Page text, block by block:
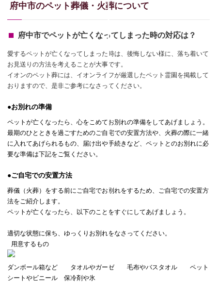
府中市のペット葬儀・火葬について
府中市でペットが亡くなってしまった時の対応は？
愛するペットが亡くなってしまった時は、後悔しない様に、落ち着いて
お見送りの方法を考えることが大事です。
イオンのペット葬には、イオンライフが厳選したペット霊園を掲載して
おりますので、是非ご参考になさってください。
●お別れの準備
ペットが亡くなったら、心をこめてお別れの準備をしてあげましょう。
最期のひとときを過ごすためのご自宅での安置方法や、火葬の際に一緒
に入れてあげられるもの、届け出や手続きなど、ペットとのお別れに必
要な準備は下記をご覧ください。
●ご自宅での安置方法
葬儀（火葬）をする前にご自宅でお別れをするため、ご自宅での安置方
法をご紹介します。
ペットが亡くなったら、以下のことをすぐにしてあげましょう。
適切な状態に保ち、ゆっくりお別れをなさってください。
用意するもの
ダンボール箱など タオルやガーゼ 毛布やバスタオル ペット
シートやビニール 保冷剤や氷